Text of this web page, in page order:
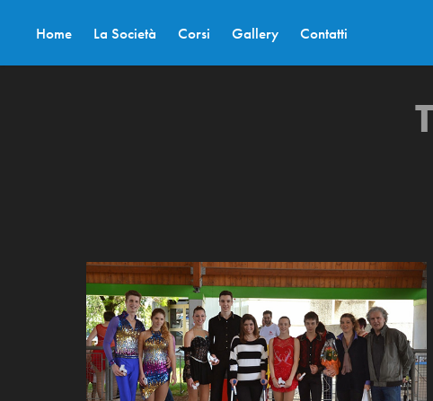
Home La Società Corsi Gallery Contatti